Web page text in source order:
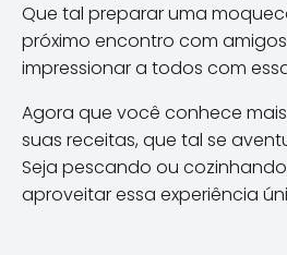
Que tal preparar uma
próximo encontro com
impressionar a todos com
Agora que você conhece
suas receitas, que tal se
Seja pescando ou
aproveitar essa experiência